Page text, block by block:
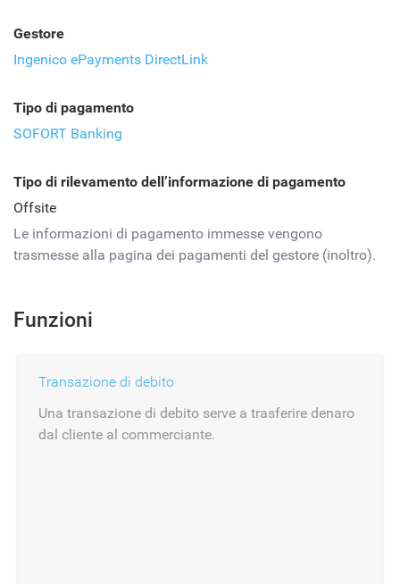
Gestore
Ingenico ePayments DirectLink
Tipo di pagamento
SOFORT Banking
Tipo di rilevamento dell’informazione di pagamento
Offsite
Le informazioni di pagamento immesse vengono
trasmesse alla pagina dei pagamenti del gestore (inoltro).
Funzioni
Transazione di debito
Una transazione di debito serve a trasferire denaro
dal cliente al commerciante.